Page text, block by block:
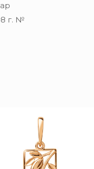
г. №